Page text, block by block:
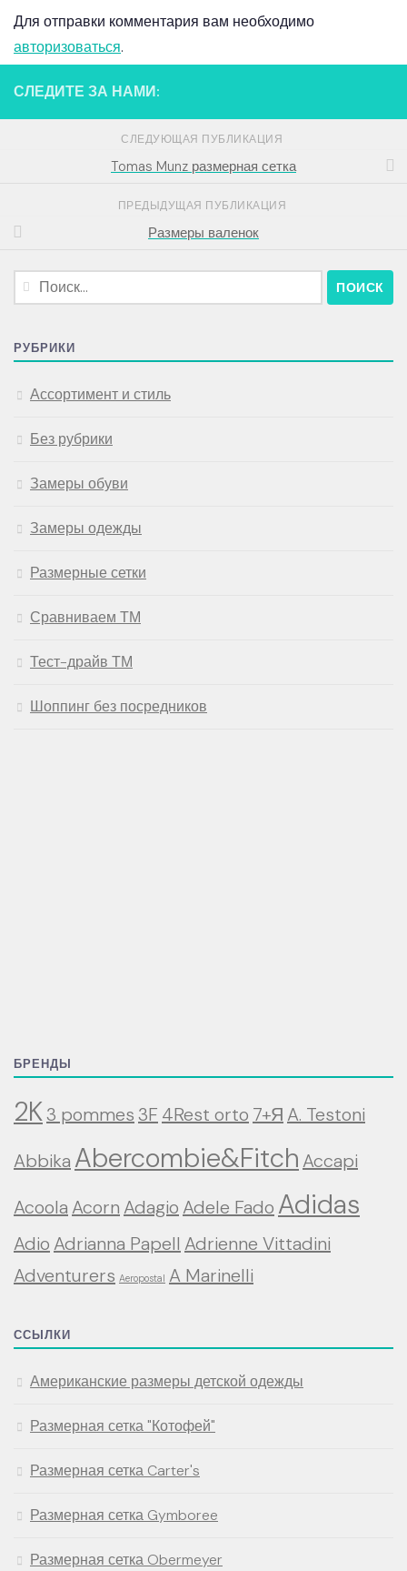
Для отправки комментария вам необходимо
авторизоваться.
СЛЕДИТЕ ЗА НАМИ:
СЛЕДУЮЩАЯ ПУБЛИКАЦИЯ
Tomas Munz размерная сетка
ПРЕДЫДУЩАЯ ПУБЛИКАЦИЯ
Размеры валенок
Найти:
РУБРИКИ
Ассортимент и стиль
Без рубрики
Замеры обуви
Замеры одежды
Размерные сетки
Сравниваем ТМ
Тест-драйв ТМ
Шоппинг без посредников
БРЕНДЫ
2K3 pommes3F 4Rest orto 7+Я A. Testoni
Abbika Abercombie&Fitch Accapi
Acoola Acorn Adagio Adele Fado Adidas
Adio Adrianna Papell Adrienne Vittadini
Adventurers Aeropostal A Marinelli
ССЫЛКИ
Американские размеры детской одежды
Размерная сетка "Котофей"
Размерная сетка Carter's
Размерная сетка Gymboree
Размерная сетка Obermeyer